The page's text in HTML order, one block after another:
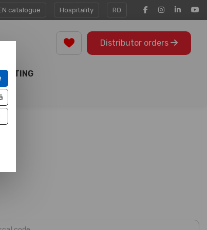
catalogue Hospitality RO
Distributor orders